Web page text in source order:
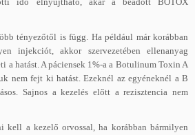
tényezőtől is függ. Ha például már korábban
injekciót, akkor szervezetében ellenanyag
a hatást. A páciensek 1%-a a Botulinum Toxin A
nem fejt ki hatást. Ezeknél az egyéneknél a B
Sajnos a kezelés előtt a rezisztencia nem
kell a kezelő orvossal, ha korábban bármilyen